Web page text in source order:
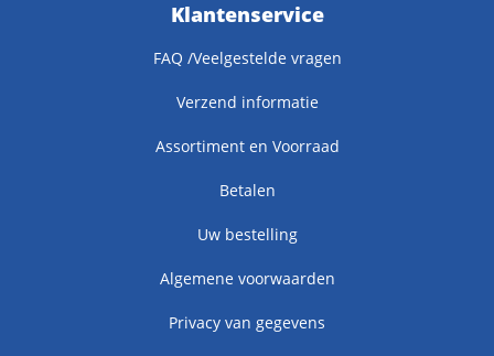
Klantenservice
FAQ /Veelgestelde vragen
Verzend informatie
Assortiment en Voorraad
Betalen
Uw bestelling
Algemene voorwaarden
Privacy van gegevens